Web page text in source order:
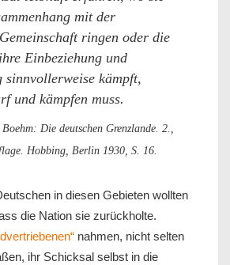
mit der
ringen oder die
Einbeziehung und
sinnvollerweise kämpft,
und kämpfen muss.
Die deutschen Grenzlande. 2.,
Hobbing, Berlin 1930, S. 16.
in diesen Gebieten wollten
die Nation sie zurückholte.
nahmen, nicht selten
ihr Schicksal selbst in die